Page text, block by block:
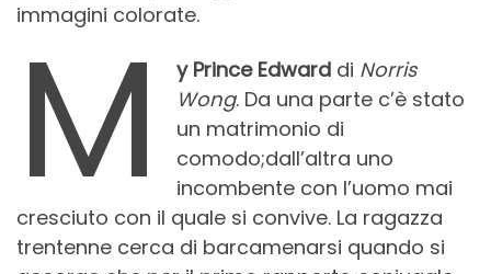
immagini colorate.
M y Prince Edward di Norris
Wong. Da una parte c’è stato
un matrimonio di
comodo;dall’altra uno
incombente con l’uomo mai
cresciuto con il quale si convive. La ragazza
trentenne cerca di barcamenarsi quando si